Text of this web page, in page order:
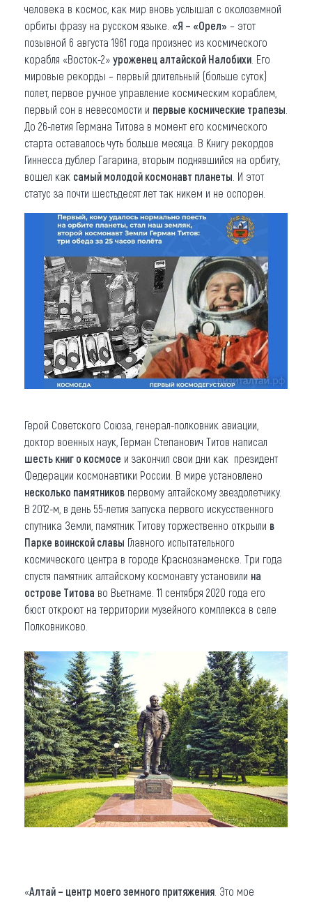
человека в космос, как мир вновь услышал с околоземной
орбиты фразу на русском языке. «Я – «Орел» – этот
позывной 6 августа 1961 года произнес из космического
корабля «Восток-2» уроженец алтайской Налобихи . Его
мировые рекорды – первый длительный (больше суток)
полет, первое ручное управление космическим кораблем,
первый сон в невесомости и первые космические трапезы
До 26-летия Германа Титова в момент его космического
старта оставалось чуть больше месяца. В Книгу рекордов
Гиннесса дублер Гагарина, вторым поднявшийся на орбиту,
вошел как самый молодой космонавт планеты . И этот
статус за почти шестьдесят лет так никем и не оспорен.
Герой Советского Союза, генерал-полковник авиации,
доктор военных наук, Герман Степанович Титов написал
шесть книг о космосе и закончил свои дни как президент
Федерации космонавтики России. В мире установлено
несколько памятников первому алтайскому звездолетчику.
В 2012-м, в день 55-летия запуска первого искусственного
спутника Земли, памятник Титову торжественно открыли в
Парке воинской славы Главного испытательного
космического центра в городе Краснознаменске. Три года
спустя памятник алтайскому космонавту установили на
острове Титова во Вьетнаме. 11 сентября 2020 года его
бюст откроют на территории музейного комплекса в селе
Полковниково.
«Алтай – центр моего земного притяжения . Это мое